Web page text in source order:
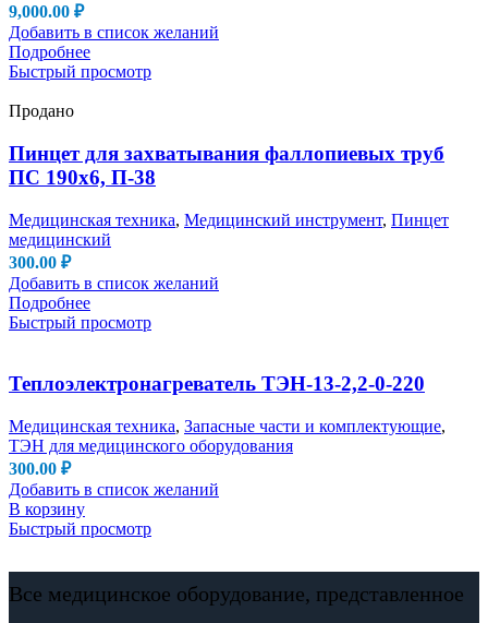
9,000.00 ₽
Добавить в список желаний
Подробнее
Быстрый просмотр
Продано
Пинцет для захватывания фаллопиевых труб
ПС 190х6, П-38
Медицинская техника, Медицинский инструмент, Пинцет
медицинский
300.00 ₽
Добавить в список желаний
Подробнее
Быстрый просмотр
Теплоэлектронагреватель ТЭН-13-2,2-0-220
Медицинская техника, Запасные части и комплектующие,
ТЭН для медицинского оборудования
300.00 ₽
Добавить в список желаний
В корзину
Быстрый просмотр
Все медицинское оборудование, представленное